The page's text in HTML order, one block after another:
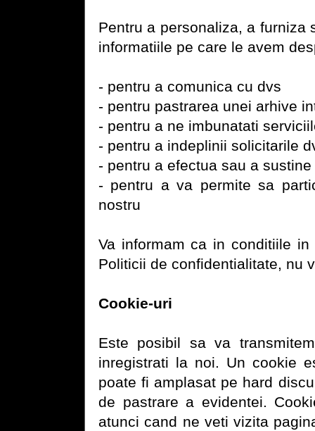
Pentru a personaliza, a furniza
informatiile pe care le avem
- pentru a comunica cu dvs
- pentru pastrarea unei arhive
- pentru a ne imbunatati
- pentru a indeplinii solicitarile
- pentru a efectua sau a
- pentru a va permite sa
nostru
Va informam ca in conditiile
Politicii de confidentialitate, nu
Cookie-uri
Este posibil sa va
inregistrati la noi. Un cookie
poate fi amplasat pe hard
de pastrare a evidentei.
atunci cand ne veti vizita